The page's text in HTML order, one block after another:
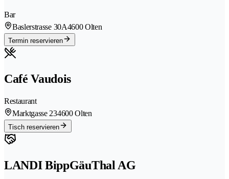
Bar
Baslerstrasse 30A4600 Olten
Termin reservieren
Café Vaudois
Restaurant
Marktgasse 234600 Olten
Tisch reservieren
LANDI BippGäuThal AG